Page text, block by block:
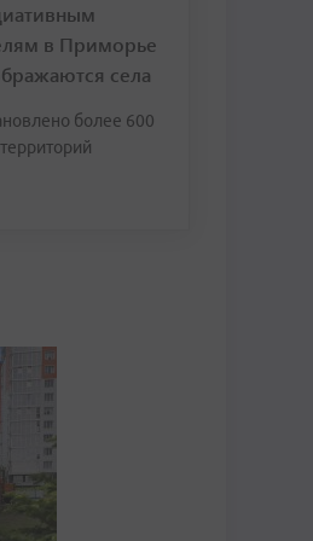
в Приморье
села
более 600